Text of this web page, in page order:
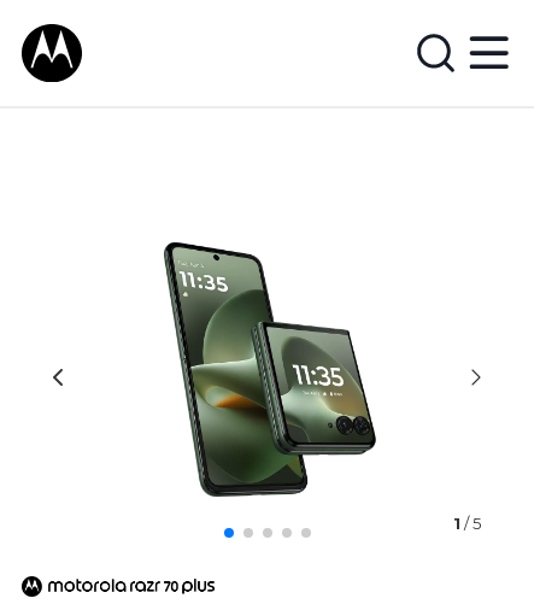
1 / 5